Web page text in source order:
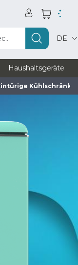
DE
Haushaltsgeräte
Kühlschränke